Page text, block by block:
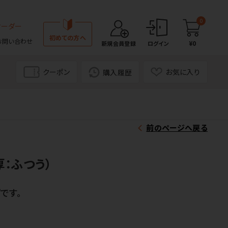
ダー
問い合わせ 初めての方へ
新規会員登録 ログイン
0
¥0
クーポン 購入履歴 お気に入り
前のページへ戻る
ふつう）
す。